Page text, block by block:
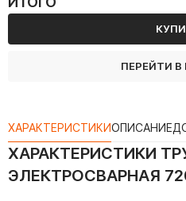
ПЕРЕЙТИ В
ХАРАКТЕРИСТИКИОПИСАНИЕ
ХАРАКТЕРИСТИКИ
ЭЛЕКТРОСВАРНАЯ